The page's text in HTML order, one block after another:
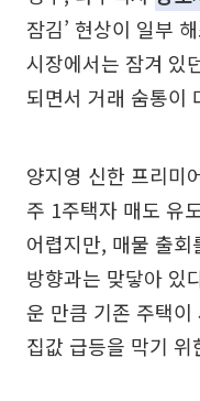
잠김’ 현상이 일부
시장에서는 잠겨 있
되면서 거래 숨통이
양지영 신한 프리미
주 1주택자 매도 유
어렵지만, 매물 출
방향과는 맞닿아 있
운 만큼 기존 주택
집값 급등을 막기